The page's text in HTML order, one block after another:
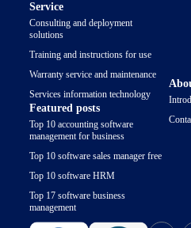
Service
Consulting and deployment
solutions
Training and instructions for use
Warranty service and maintenance
Services information technology
Featured posts
Top 10 accounting software
management for business
Top 10 software sales manager free
Top 10 software HRM
Top 17 software business
management